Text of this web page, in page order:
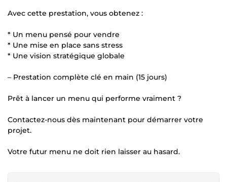
Avec cette prestation, vous obtenez :
* Un menu pensé pour vendre
* Une mise en place sans stress
* Une vision stratégique globale
– Prestation complète clé en main (15 jours)
Prêt à lancer un menu qui performe vraiment ?
Contactez-nous dès maintenant pour démarrer votre
projet.
Votre futur menu ne doit rien laisser au hasard.